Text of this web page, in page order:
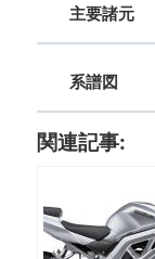
主要諸元
系譜図
関連記事: